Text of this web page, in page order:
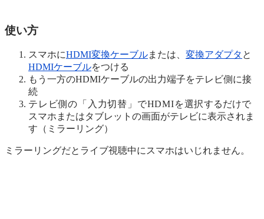
使い方
スマホにHDMI変換ケーブルまたは、 変換アダプタ と
HDMIケーブルをつける
もう一方のHDMIケーブルの出力端子をテレビ側に接
続
テレビ側の「入力切替」でHDMIを選択するだけで
スマホまたはタブレットの画面がテレビに表示されま
す（ミラーリング）
ミラーリングだとライブ視聴中にスマホはいじれません。